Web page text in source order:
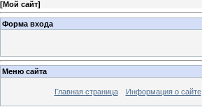
[Мой сайт]
Форма входа
Меню сайта
Главная страница Информация о сайте